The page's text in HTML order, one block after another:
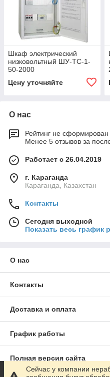
Шкаф электрический
низковольтный ШУ-ТС-1-
50-2000
Цену уточняйте
О нас
Рейтинг не сформирован
Менее 5 отзывов за
Работает с 26.04.2019
г. Караганда
Караганда, Казахстан
Контакты
Сегодня выходной
Показать весь график
О нас
Контакты
Доставка и оплата
График работы
Полная версия сайта
Сейчас у компании